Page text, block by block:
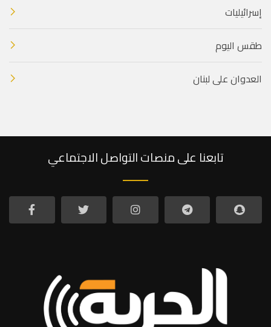
إسرائيليات
طقس اليوم
العدوان على لبنان
تابعنا على منصات التواصل الاجتماعي